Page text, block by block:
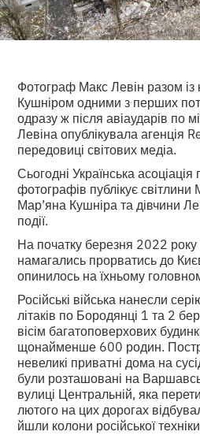
Фотограф Макс Левін разом
Кушніром одними з перших
одразу ж після авіаударів по
Левіна опублікувала агенція
передовиці світових медіа.
Сьогодні Українська
фотографів публікує
Мар’яна Кушніра та дівчини
події.
На початку березня 2022 року
намагались прорватись до
опинилось на їхньому
Російські війська нанесли
літаків по Бородянці 1 та 2
вісім багатоповерхових
щонайменше 600 родин.
невеликі приватні дома на
були розташовані на
вулиці Центральній, яка
лютого на цих дорогах
йшли колони російської